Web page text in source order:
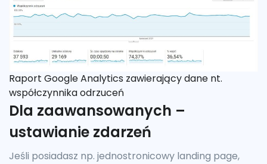
Raport Google Analytics zawierający dane nt.
współczynnika odrzuceń
Dla zaawansowanych –
ustawianie zdarzeń
Jeśli posiadasz np. jednostronicowy landing page,